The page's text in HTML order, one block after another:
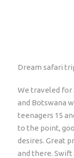
Upgrades en
Voorwaarden
Extras/
Extra
Dream safari
We traveled for
and Botswana
teenagers 15
to the point,
desires. Great
and there.